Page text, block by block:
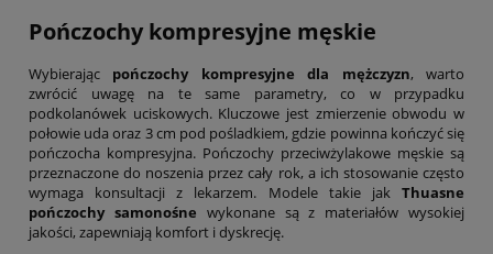
Pończochy kompresyjne męskie
Wybierając pończochy kompresyjne dla mężczyzn, warto
zwrócić uwagę na te same parametry, co w przypadku
podkolanówek uciskowych. Kluczowe jest zmierzenie obwodu w
połowie uda oraz 3 cm pod pośladkiem, gdzie powinna kończyć się
pończocha kompresyjna. Pończochy przeciwżylakowe męskie są
przeznaczone do noszenia przez cały rok, a ich stosowanie często
wymaga konsultacji z lekarzem. Modele takie jak Thuasne
pończochy samonośne wykonane są z materiałów wysokiej
jakości, zapewniają komfort i dyskrecję.